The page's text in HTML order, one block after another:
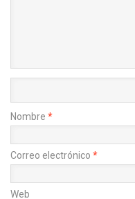
Nombre *
Correo electrónico *
Web